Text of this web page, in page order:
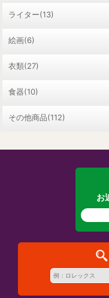
ライター(13)
絵画(6)
衣類(27)
食器(10)
その他商品(112)
お